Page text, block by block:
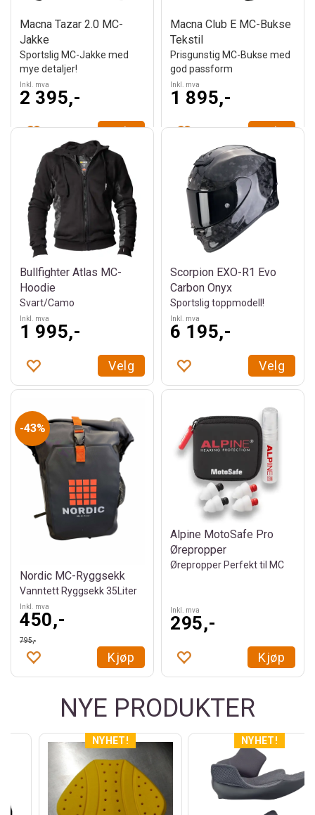
Macna Tazar 2.0 MC-
Jakke
Sportslig MC-Jakke med
mye detaljer!
Inkl. mva
2 395,-
Velg
Macna Club E MC-Bukse
Tekstil
Prisgunstig MC-Bukse med
god passform
Inkl. mva
1 895,-
Velg
Bullfighter Atlas MC-
Hoodie
Svart/Camo
Inkl. mva
1 995,-
Velg
Scorpion EXO-R1 Evo
Carbon Onyx
Sportslig toppmodell!
Inkl. mva
6 195,-
Velg
43%
Nordic MC-Ryggsekk
Vanntett Ryggsekk 35Liter
Inkl. mva
450,-
795,-
Kjøp
Alpine MotoSafe Pro
Ørepropper
Ørepropper Perfekt til MC
Inkl. mva
295,-
Kjøp
NYE PRODUKTER